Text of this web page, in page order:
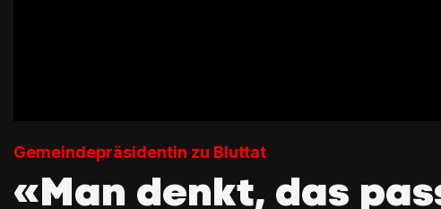
Gemeindepräsidentin zu Bluttat
«Man denkt, das